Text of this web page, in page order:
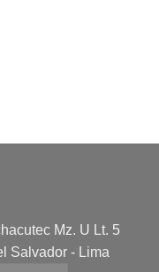
Mz. U Lt. 5
Salvador - Lima